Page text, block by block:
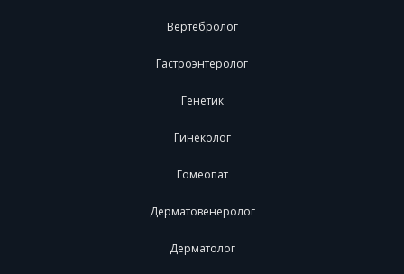
Вертебролог
Гастроэнтеролог
Генетик
Гинеколог
Гомеопат
Дерматовенеролог
Дерматолог